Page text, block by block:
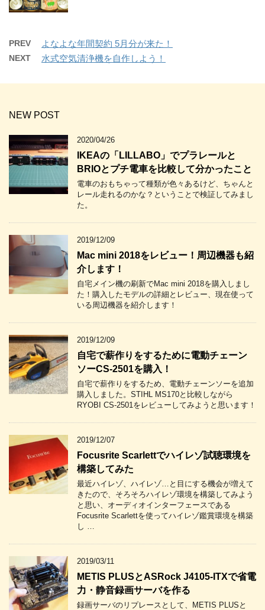
PREV よなよな年間契約 5月分が来た！
NEXT 水式空気清浄機を自作しよう！
NEW POST
2020/04/26
IKEAの「LILLABO」でプラレールと
BRIOとプチ電車を比較して分かったこと
電車のおもちゃって種類が色々あるけど、ちゃんと
レール走れるのかな？ということで検証してみまし
た。
2019/12/09
Mac mini 2018をレビュー！周辺機器も紹
介します！
自宅メイン機の刷新でMac mini 2018を購入しまし
た！購入したモデルの詳細とレビュー、現在使って
いる周辺機器を紹介します！
2019/12/09
自宅で薪作りをするために電動チェーン
ソーCS-2501を購入！
自宅で薪作りをするため、電動チェーンソーを追加
購入しました。STIHL MS170と比較しながら
RYOBI CS-2501をレビューしてみようと思います！
2019/12/07
Focusrite Scarlettでハイレゾ試聴環境を
構築してみた
最近ハイレゾ、ハイレゾ…と目にする機会が増えて
きたので、そろそろハイレゾ環境を構築してみよう
と思い、オーディオインターフェースである
Focusrite Scarlettを使ってハイレゾ鑑賞環境を構築
し …
2019/03/11
METIS PLUSとASRock J4105-ITXで省電
力・静音録画サーバを作る
録画サーバのリプレースとして、METIS PLUSと